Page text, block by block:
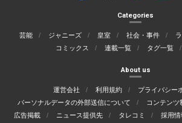
Categories
芸能 ジャニーズ 皇室 社会・事件
コミックス
連載一覧 タグ一覧
About us
運営会社 利用規約
プライバシー
パーソナルデータの外部送信について
コンテンツ
広告掲載
ニュース提供先 タレコミ 採用情